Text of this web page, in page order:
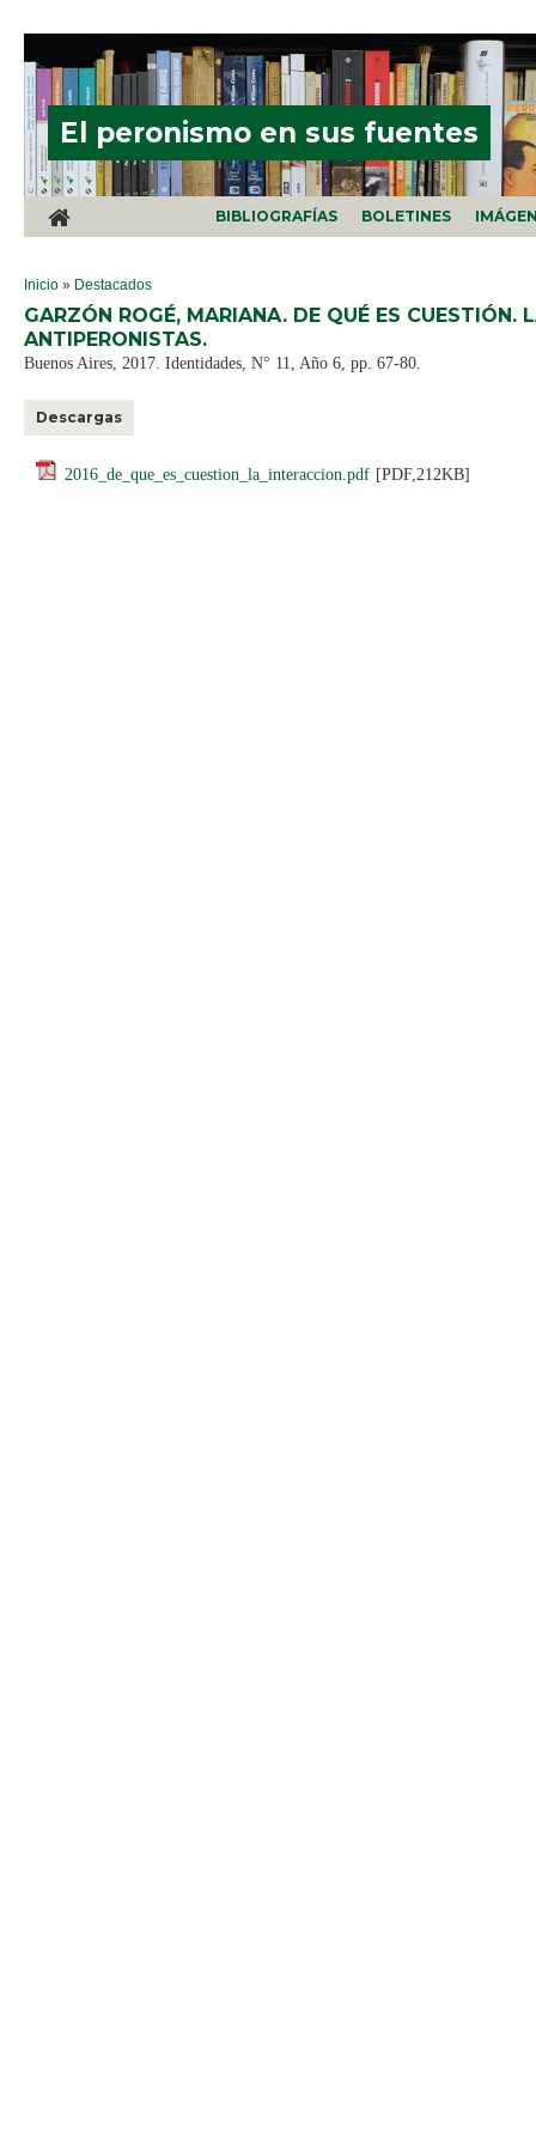
El peronismo en sus fuentes
BIBLIOGRAFÍAS BOLETINES
SE ENCUENTRA USTED AQUÍ
Inicio » Destacados
GARZÓN ROGÉ, MARIANA. DE QUÉ ES CUESTIÓN.
ANTIPERONISTAS.
Buenos Aires, 2017. Identidades, N° 11, Año 6, pp. 67-80.
Descargas
2016_de_que_es_cuestion_la_interaccion.pdf [PDF,212KB]